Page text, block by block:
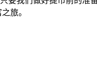
旅。